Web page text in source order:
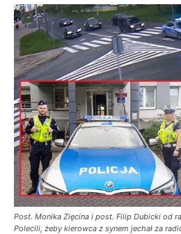
Post. Monika Zięcina i post. Filip Dubicki od
Polecili, żeby kierowca z synem jechał za